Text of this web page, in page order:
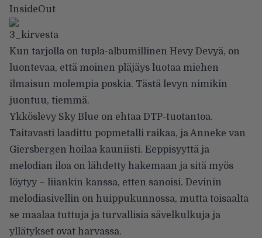
InsideOut
Kun tarjolla on tupla-albumillinen Hevy Devyä, on
luontevaa, että moinen pläjäys luotaa miehen
ilmaisun molempia poskia. Tästä levyn nimikin
juontuu, tiemmä.
Ykköslevy Sky Blue on ehtaa DTP-tuotantoa.
Taitavasti laadittu popmetalli raikaa, ja Anneke van
Giersbergen hoilaa kauniisti. Eeppisyyttä ja
melodian iloa on lähdetty hakemaan ja sitä myös
löytyy – liiankin kanssa, etten sanoisi. Devinin
melodiasivellin on huippukunnossa, mutta toisaalta
se maalaa tuttuja ja turvallisia sävelkulkuja ja
yllätykset ovat harvassa.